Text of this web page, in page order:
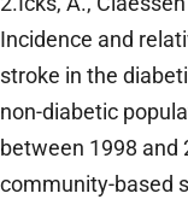
Incidence and
stroke in the
non-diabetic
between 1998 and
community-based